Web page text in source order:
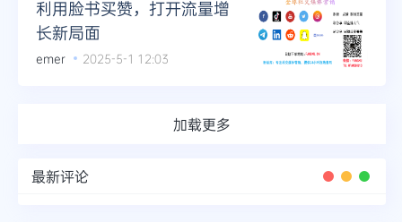
利用脸书买赞，打开流量增
长新局面
emer 2025-5-1 12:03
加载更多
最新评论